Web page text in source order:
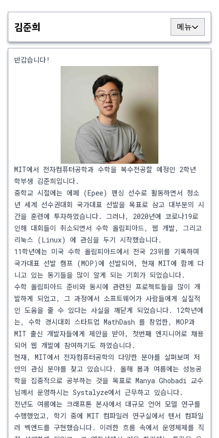
김준희 메뉴
반갑습니다!
MIT에서 전자컴퓨터공학과 수학을 복수전공할 예정인 2학년
학부생 김준희입니다.
중학교 시절에는 에페 (Epee) 펜싱 선수로 활동하면서 청소
년 세계 선수권대회 국가대표 선발을 목표로 삼고 대부분의 시
간을 훈련에 투자하였습니다. 그러나, 2020년에 코로나19로
인해 대회들이 취소되면서 수학 올림피아드, 웹 개발, 그리고
리눅스 (Linux) 에 관심을 두기 시작했습니다.
11학년에는 미국 수학 올림피아드에서 전국 23위를 기록하며
국가대표 선발 캠프 (MOP)에 선발되어, 현재 MIT에 함께 다
니고 있는 동기들을 많이 알게 되는 기회가 되었습니다.
수학 올림피아드 준비와 동시에 관련된 프로젝트들을 많이 개
발하게 되었고, 그 과정에서 소프트웨어가 사람들에게 실질적
인 도움을 줄 수 있다는 사실을 깨닫게 되었습니다. 12학년에
는, 수학 경시대회 스타트업 MathDash 를 창업한, MOP과
MIT 출신 개발자들에게 제안을 받아, 첫번째 엔지니어로 채용
되어 웹 개발에 참여하기도 하였습니다.
현재, MIT에서 전자컴퓨터공학의 다양한 분야를 살펴보며 저
만의 관심 분야를 찾고 있습니다. 올해 봄과 여름에는 성능공
학을 집중적으로 공부하는 것을 목표로 Manya Ghobadi 교수
님께서 운영하시는 Systalyze에서 근무하고 있습니다.
전년도 여름에는 크래프톤 본사에서 대규모 언어 모델 연구를
수행했었고, 학기 중에 MIT 컴파일러 연구실에서 텐서 컴파일
러 벡엔드를 구현했습니다. 이러한 흐름 속에서 운영체제를 직